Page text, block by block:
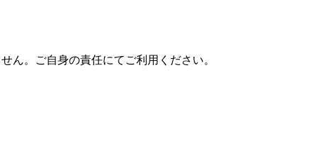
ん。ご自身の責任にてご利用ください。